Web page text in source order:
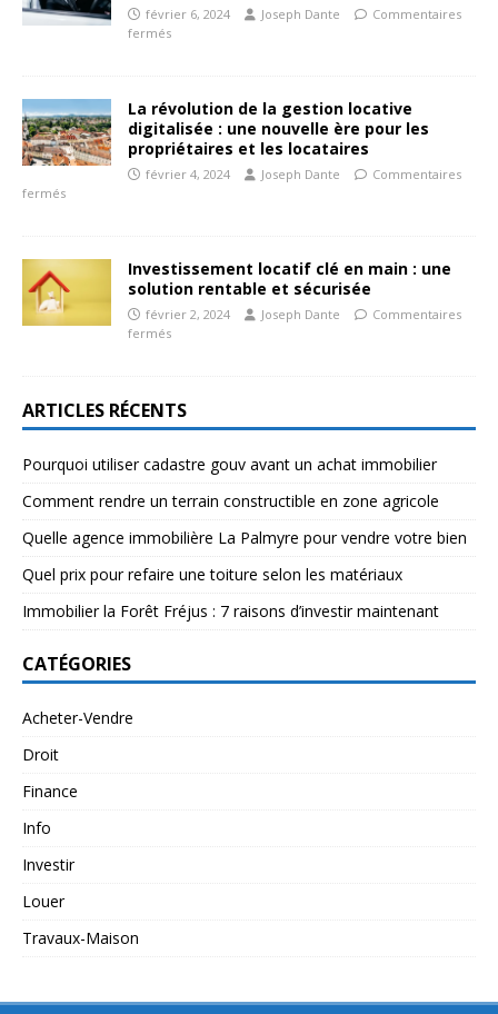
février 6, 2024 Joseph Dante
Commentaires
fermés
La révolution de la gestion locative
digitalisée : une nouvelle ère pour les
propriétaires et les locataires
février 4, 2024 Joseph Dante
Commentaires
fermés
Investissement locatif clé en main : une
solution rentable et sécurisée
février 2, 2024 Joseph Dante
Commentaires
fermés
ARTICLES RÉCENTS
Pourquoi utiliser cadastre gouv avant un achat immobilier
Comment rendre un terrain constructible en zone agricole
Quelle agence immobilière La Palmyre pour vendre votre bien
Quel prix pour refaire une toiture selon les matériaux
Immobilier la Forêt Fréjus : 7 raisons d’investir maintenant
CATÉGORIES
Acheter-Vendre
Droit
Finance
Info
Investir
Louer
Travaux-Maison